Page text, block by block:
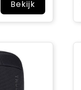
Bekijk